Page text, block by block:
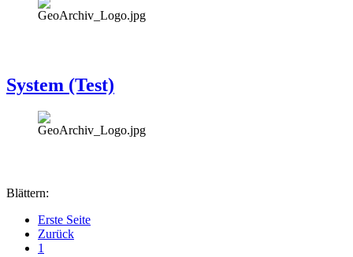
System (Test)
Blättern:
Erste Seite
Zurück
1